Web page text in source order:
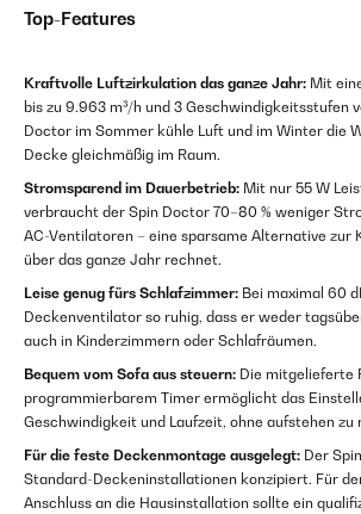
Top-Features
Kraftvolle Luftzirkulation das ganze Jahr: Mit
bis zu 9.963 m³/h und 3 Geschwindigkeitsstufen
Doctor im Sommer kühle Luft und im Winter die
Decke gleichmäßig im Raum.
Stromsparend im Dauerbetrieb: Mit nur 55 W
verbraucht der Spin Doctor 70–80 % weniger
AC-Ventilatoren – eine sparsame Alternative zur
über das ganze Jahr rechnet.
Leise genug fürs Schlafzimmer: Bei maximal 60
Deckenventilator so ruhig, dass er weder
auch in Kinderzimmern oder Schlafräumen.
Bequem vom Sofa aus steuern: Die mitgelieferte
programmierbarem Timer ermöglicht das
Geschwindigkeit und Laufzeit, ohne aufstehen zu
Für die feste Deckenmontage ausgelegt: Der
Standard-Deckeninstallationen konzipiert. Für
Anschluss an die Hausinstallation sollte ein